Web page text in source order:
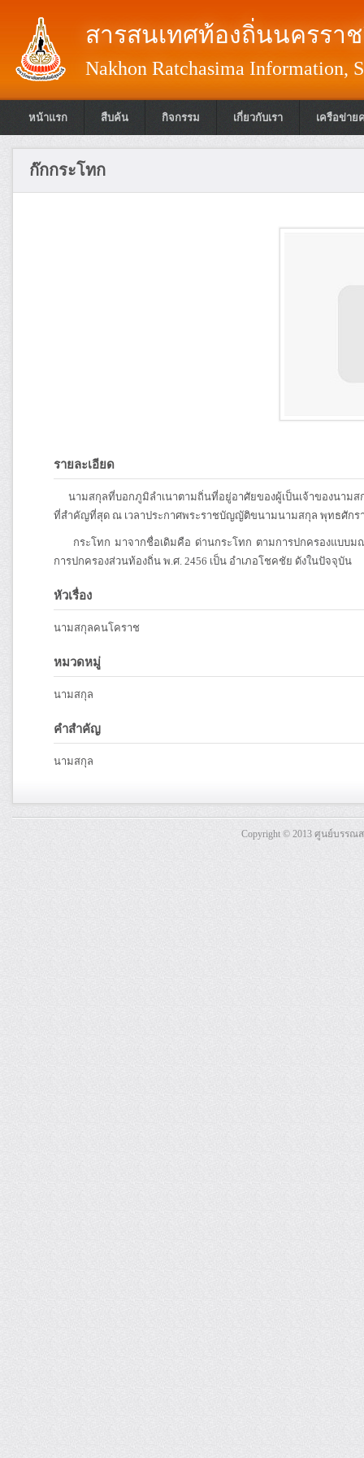
สารสนเทศท้องถิ่นนครรา
Nakhon Ratchasima Information,
หน้าแรก สืบค้น กิจกรรม เกี่ยวกับเรา เครือข่าย
ก๊กกระโทก
รายละเอียด
นามสกุลที่บอกภูมิลำเนาตามถิ่นที่อยู่อาศัยของผู้เป็นเจ้าของนามส
ที่สำคัญที่สุด ณ เวลาประกาศพระราชบัญญัติขนามนามสกุล พุทธศักร
กระโทก มาจากชื่อเดิมคือ ด่านกระโทก ตามการปกครองแบบมณ
การปกครองส่วนท้องถิ่น พ.ศ. 2456 เป็น อำเภอโชคชัย ดังในปัจจุบัน
หัวเรื่อง
นามสกุลคนโคราช
หมวดหมู่
นามสกุล
คำสำคัญ
นามสกุล
Copyright © 2013 ศูนย์บรร